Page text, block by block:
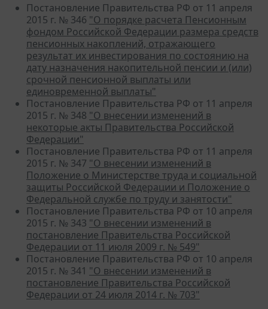
Постановление Правительства РФ от 11 апреля
2015 г. № 346 "О порядке расчета Пенсионным
фондом Российской Федерации размера средств
пенсионных накоплений, отражающего
результат их инвестирования по состоянию на
дату назначения накопительной пенсии и (или)
срочной пенсионной выплаты или
единовременной выплаты"
Постановление Правительства РФ от 11 апреля
2015 г. № 348 "О внесении изменений в
некоторые акты Правительства Российской
Федерации"
Постановление Правительства РФ от 11 апреля
2015 г. № 347 "О внесении изменений в
Положение о Министерстве труда и социальной
защиты Российской Федерации и Положение о
Федеральной службе по труду и занятости"
Постановление Правительства РФ от 10 апреля
2015 г. № 343 "О внесении изменений в
постановление Правительства Российской
Федерации от 11 июля 2009 г. № 549"
Постановление Правительства РФ от 10 апреля
2015 г. № 341 "О внесении изменений в
постановление Правительства Российской
Федерации от 24 июля 2014 г. № 703"